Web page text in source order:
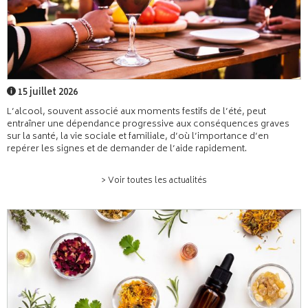
15 juillet 2026
L’alcool, souvent associé aux moments festifs de l’été, peut
entraîner une dépendance progressive aux conséquences graves
sur la santé, la vie sociale et familiale, d’où l’importance d’en
repérer les signes et de demander de l’aide rapidement.
> Voir toutes les actualités